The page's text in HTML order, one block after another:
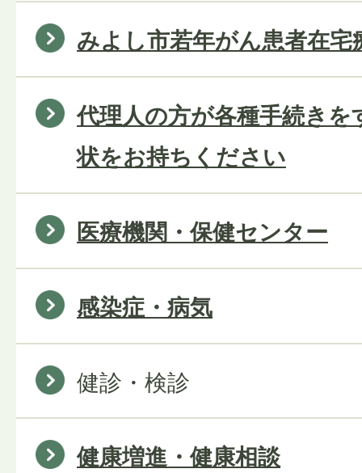
みよし市若年がん患者在宅
代理人の方が各種手続き
状をお持ちください
医療機関・保健センター
感染症・病気
健診・検診
健康増進・健康相談